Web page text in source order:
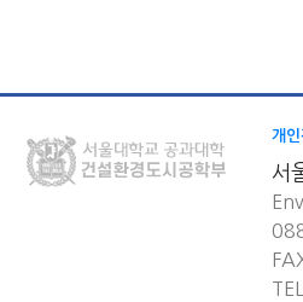
개
서